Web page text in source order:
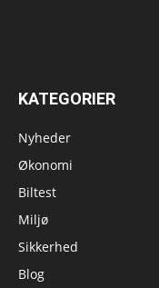
KATEGORIER
Nyheder
Økonomi
Biltest
Miljø
Sikkerhed
Blog